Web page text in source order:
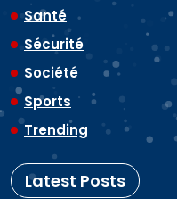
Santé
Sécurité
Société
Sports
Trending
Latest Posts